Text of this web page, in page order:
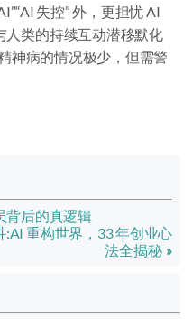
失控” 外，更担忧 AI
人类的持续互动潜移默化
神病的情况极少，但需警
背后的真逻辑
:AI 重构世界，33 年创业心
法全揭秘